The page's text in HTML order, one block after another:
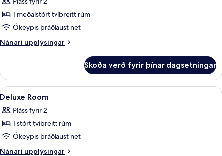
myndir
fyrir
Superior
Queen
1 meðalstórt tvíbreitt rúm
Ókeypis þráðlaust net
Nánari upplýsingar
Nánari
Queen
Room
Skoða verð fyrir þínar dagsetningar
Skoða
allar
myndir
fyrir
Deluxe
Room
Rúmföt af bestu gerð, dúnsængur,
14
Deluxe Room
Pláss fyrir 2
1 stórt tvíbreitt rúm
Ókeypis þráðlaust net
Nánari upplýsingar
Nánari